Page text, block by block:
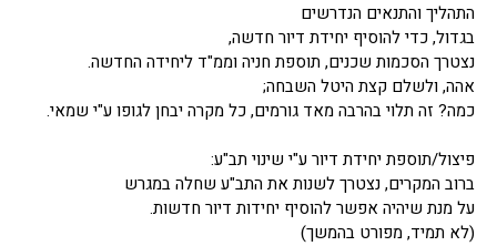
התהליך והתנאים הנדרשים
בגדול, כדי להוסיף יחידת דיור חדשה,
נצטרך הסכמות שכנים, תוספת חניה וממ"ד ליחידה החדשה.
אהה, ולשלם קצת היטל השבחה;
כמה? זה תלוי בהרבה מאד גורמים, כל מקרה יבחן לגופו ע"י שמאי.
פיצול/תוספת יחידת דיור ע"י שינוי תב"ע:
ברוב המקרים, נצטרך לשנות את התב"ע שחלה במגרש
על מנת שיהיה אפשר להוסיף יחידות דיור חדשות.
(לא תמיד, מפורט בהמשך)